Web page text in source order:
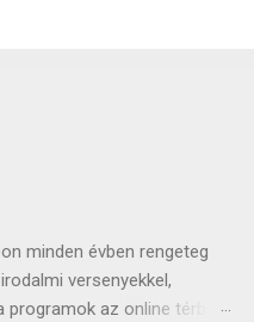
minden évben rengeteg
versenyekkel,
az online térbe